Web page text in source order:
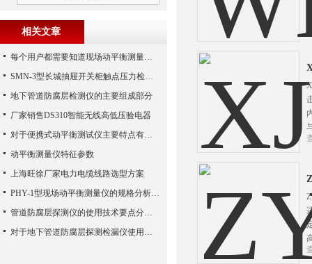
相关文章
每个用户都需要知道现场动平衡测量仪的一些知识
SMN-3型长城抽屉开关柜触点压力检测仪技术参数
地下管道防腐层检测仪的主要组成部分
厂家销售DS310智能无线高低压验电器
对于便携式动平衡测试仪主要特点有些什么变化呢
动平衡测量仪特征参数
上海旺徐厂家电力电缆线路选型方案
PHY-1型现场动平衡测量仪的规格分析报告
管道防腐层探测仪的使用技术要点分析概述
对于地下管道防腐层探测检漏仪使用的注意要点事项分析